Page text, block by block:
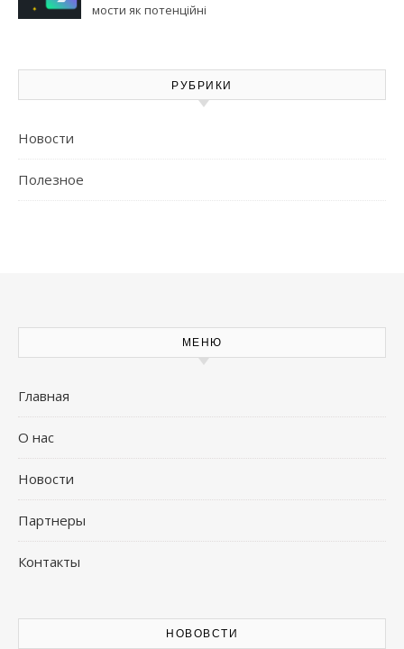
мости як потенційні
РУБРИКИ
Новости
Полезное
МЕНЮ
Главная
О нас
Новости
Партнеры
Контакты
НОВОВСТИ